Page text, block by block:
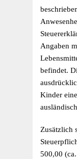
Angaben
befindet.
Kinder
Zusätzlich
500,00